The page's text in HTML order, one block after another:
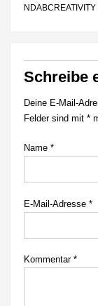
Schreibe
Deine E-Mail-
Felder sind mit*
Name*
E-Mail-Adresse*
Kommentar*